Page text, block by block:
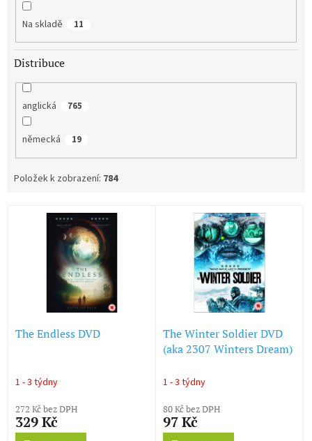
Na skladě 11
Distribuce
anglická 765
německá 19
Položek k zobrazení: 784
The Endless DVD
1 - 3 týdny
272 Kč bez DPH
329 Kč
The Winter Soldier DVD
(aka 2307 Winters Dream)
1 - 3 týdny
80 Kč bez DPH
97 Kč